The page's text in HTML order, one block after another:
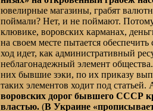
ювелирные магазины, грабят
поймали? Нет, и не поймают.
клювике, воровских карманах,
на своем месте пытается
ход идет, как административный
неблагонадежный элемент
них бывшие зэки, по их приказу
таких элементов ходит под
воровских дорог бывшего СССР
властью.(В Украине